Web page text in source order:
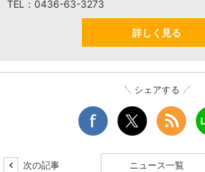
TEL：0436-63-3273
詳しく見る
シェアする
次の記事 ニュース一覧